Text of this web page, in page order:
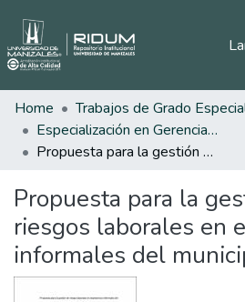
Home
Especialización en Gerencia de la Seguridad y Salud en el Trabajo.
Propuesta para la gestión de riesgos laborales en ebanisterías informales del municipio de Quibdó
Propuesta para la
riesgos laborales en
informales del